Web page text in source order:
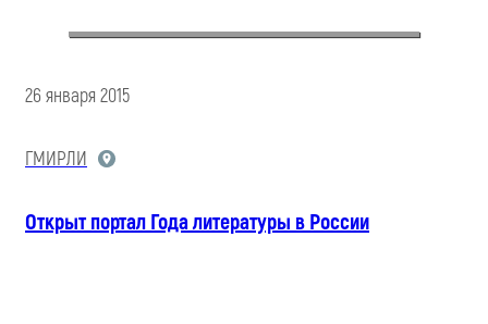
26 января 2015
ГМИРЛИ
Открыт портал Года литературы в России